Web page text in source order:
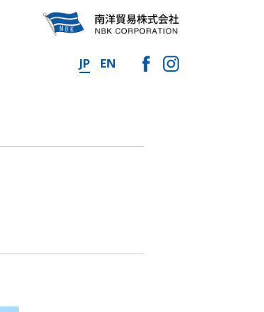
JP EN